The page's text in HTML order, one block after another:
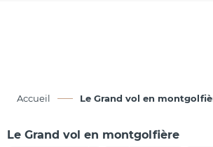
Accueil Le Grand vol en
Le Grand vol en montgolfière